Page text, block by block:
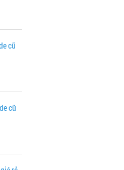
cũ
cũ